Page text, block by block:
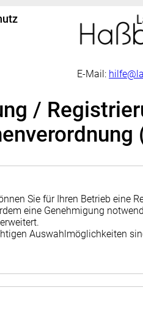
E-Mail:
/
Sie für Ihren Betrieb eine
eine Genehmigung
Auswahlmöglichkeiten